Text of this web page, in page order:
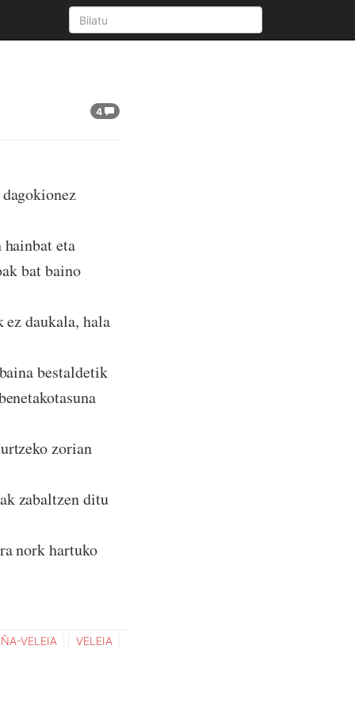
4
eta
bat baino
daukala, hala
bestaldetik
zorian
zabaltzen ditu
nork hartuko
VELEIA VELEIA